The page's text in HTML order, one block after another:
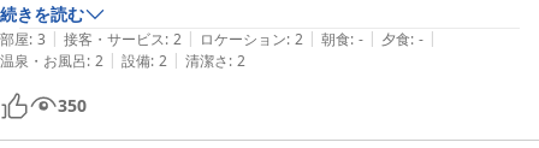
続きを読む
部屋: 3 | 接客・サービス: 2 | ロケーション: 2 | 朝食: - | 夕食: - |
温泉・お風呂: 2 | 設備: 2 | 清潔さ: 2
350